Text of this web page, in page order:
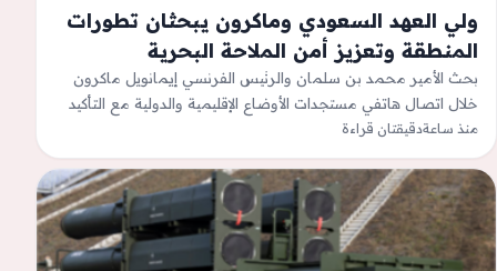
ولي العهد السعودي وماكرون يبحثان تطورات
المنطقة وتعزيز أمن الملاحة البحرية
بحث الأمير محمد بن سلمان والرئيس الفرنسي إيمانويل ماكرون
خلال اتصال هاتفي مستجدات الأوضاع الإقليمية والدولية مع التأكيد
على أهمية تعزيز الأمن…
منذ ساعةدقيقتان قراءة